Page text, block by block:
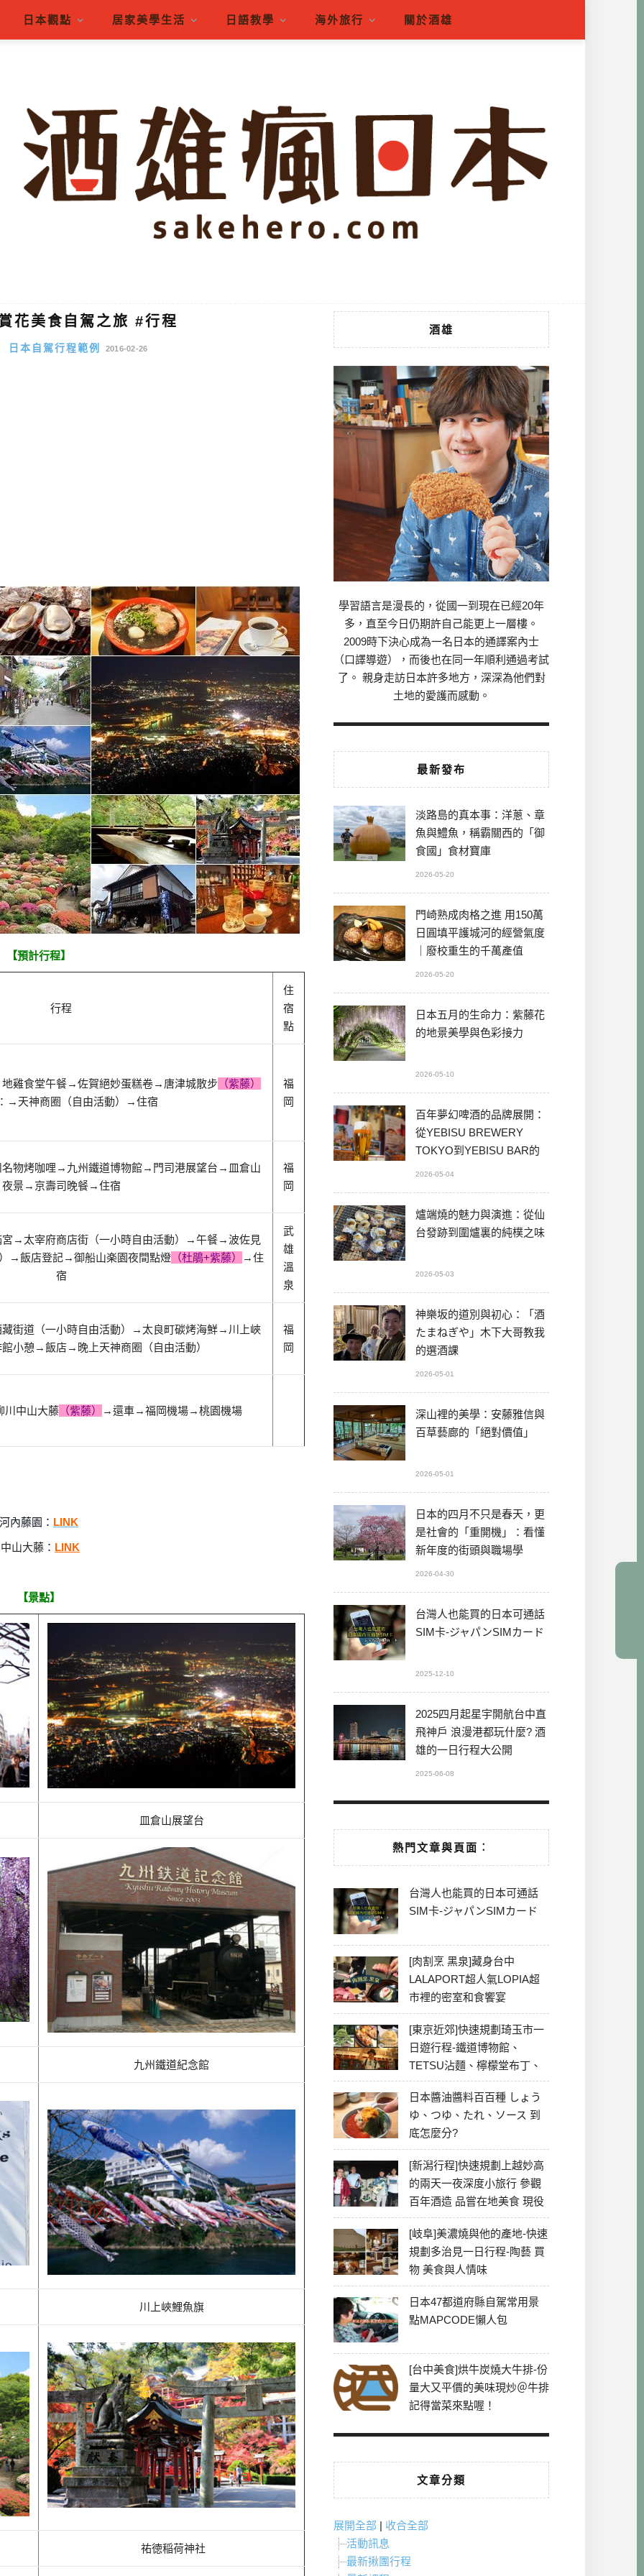
日本觀點 居家美學生活 日語教學 海外旅行 關於酒雄
花美食自駕之旅 #行程
日本自駕行程範例 2016-02-26
【預計行程】
行程
住
宿
點
雞食堂午餐→佐賀絕妙蛋糕卷→唐津城散步 （紫藤）
→天神商圈（自由活動） →住宿
福
岡
物烤咖哩 →九州鐵道博物館→門司港展望台 →皿倉山
夜景 →京壽司晚餐→住宿
福
岡
→太宰府商店街（一小時自由活動） →午餐→波佐見
→飯店登記→御船山楽園夜間點燈 （杜鵑+紫藤） →住
宿
武
雄
溫
泉
街道（一小時自由活動） →太良町碳烤海鮮→川上峽
小憩 →飯店→晚上天神商圈（自由活動）
福
岡
中山大藤 （紫藤） →還車→福岡機場→桃園機場
河內藤園： LINK
山大藤： LINK
【景點】
皿倉山展望台
九州鐵道紀念館
川上峽鯉魚旗
祐徳稲荷神社
酒雄
學習語言是漫長的，從國一到現在已經20年
多，直至今日仍期許自己能更上一層樓。
2009時下決心成為一名日本的通譯案內士
（口譯導遊），而後也在同一年順利通過考試
了。 親身走訪日本許多地方，深深為他們對
土地的愛護而感動。
最新發布
淡路島的真本事：洋蔥、章
魚與鱧魚，稱霸關西的「御
食國」食材寶庫
2026-05-20
門崎熟成肉格之進 用150萬
日圓填平護城河的經營氣度
｜廢校重生的千萬產值
2026-05-20
日本五月的生命力：紫藤花
的地景美學與色彩接力
2026-05-10
百年夢幻啤酒的品牌展開：
從YEBISU BREWERY
TOKYO到YEBISU BAR的
2026-05-04
爐端燒的魅力與演進：從仙
台發跡到圍爐裏的純樸之味
2026-05-03
神樂坂的道別與初心：「酒
たまねぎや」木下大哥教我
的選酒課
2026-05-01
深山裡的美學：安藤雅信與
百草藝廊的「絕對價值」
2026-05-01
日本的四月不只是春天，更
是社會的「重開機」：看懂
新年度的街頭與職場學
2026-04-30
台灣人也能買的日本可通話
SIM卡-ジャパンSIMカード
2025-12-10
2025四月起星宇開航台中直
飛神戶 浪漫港都玩什麼? 酒
雄的一日行程大公開
2025-06-08
熱門文章與頁面︰
台灣人也能買的日本可通話
SIM卡-ジャパンSIMカード
[肉割烹 黑泉]藏身台中
LALAPORT超人氣LOPIA超
市裡的密室和食饗宴
[東京近郊]快速規劃琦玉市一
日遊行程-鐵道博物館、
TETSU沾麵、檸檬堂布丁、
冰川神社、美食彙整
日本醬油醬料百百種 しょう
ゆ、つゆ、たれ、ソース 到
底怎麼分?
[新潟行程]快速規劃上越妙高
的兩天一夜深度小旅行 參觀
百年酒造 品嘗在地美食 現役
最老牌電影院
[岐阜]美濃燒與他的產地-快速
規劃多治見一日行程-陶藝 買
物 美食與人情味
日本47都道府縣自駕常用景
點MAPCODE懶人包
[台中美食]烘牛炭燒大牛排-份
量大又平價的美味現炒＠牛排
記得當菜來點喔！
文章分類
展開全部 | 收合全部
活動訊息
最新揪團行程